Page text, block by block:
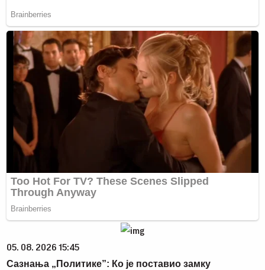
05. 08. 2026 15:45
Сазнања „Политике”: Ко је поставио замку